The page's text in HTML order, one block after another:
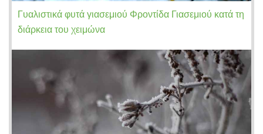
Γυαλιστικά φυτά γιασεμιού Φροντίδα Γιασεμιού κατά τη
διάρκεια του χειμώνα